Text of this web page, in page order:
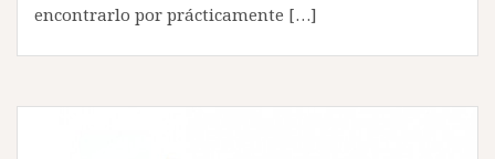
encontrarlo por prácticamente […]